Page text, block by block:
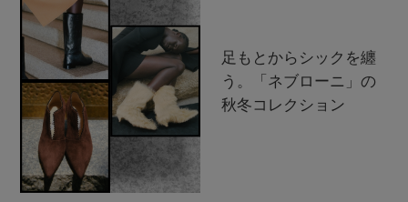
足もとからシックを纏
う。「ネブローニ」の
秋冬コレクション